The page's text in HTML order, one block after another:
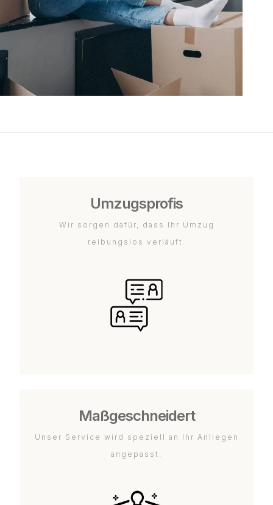
Umzugsprofis
Wir sorgen dafür, dass Ihr Umzug
reibungslos verläuft.
Maßgeschneidert
Unser Service wird speziell an Ihr Anliegen
angepasst.